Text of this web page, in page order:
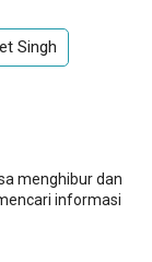
Singh
menghibur dan
informasi